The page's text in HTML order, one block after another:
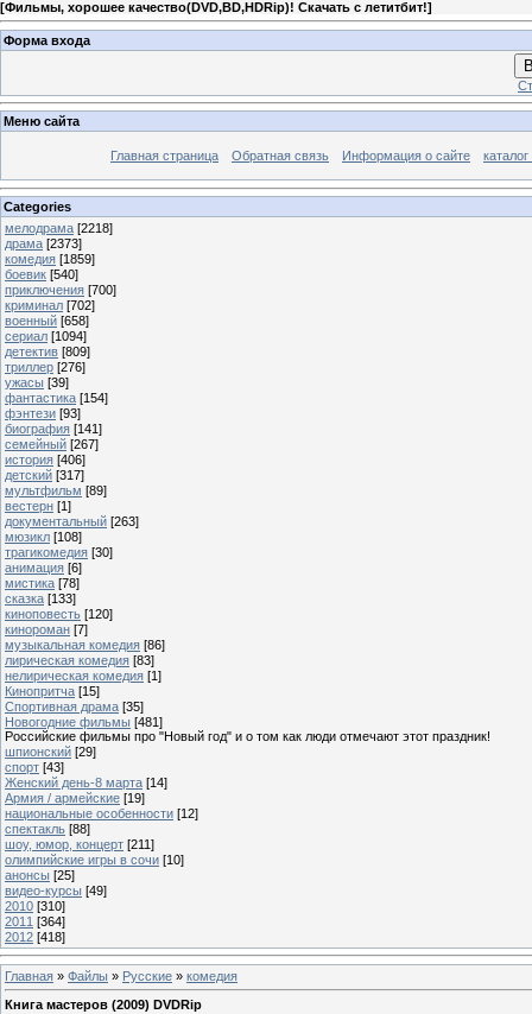
[Фильмы, хорошее качество(DVD,BD,HDRip)! Скачать с летитбит!]
Форма входа
Меню сайта
Главная страница Обратная связь Информация о сайте
Categories
мелодрама [2218]
драма [2373]
комедия [1859]
боевик [540]
приключения [700]
криминал [702]
военный [658]
сериал [1094]
детектив [809]
триллер [276]
ужасы [39]
фантастика [154]
фэнтези [93]
биография [141]
семейный [267]
история [406]
детский [317]
мультфильм [89]
вестерн [1]
документальный [263]
мюзикл [108]
трагикомедия [30]
анимация [6]
мистика [78]
сказка [133]
киноповесть [120]
кинороман [7]
музыкальная комедия [86]
лирическая комедия [83]
нелирическая комедия [1]
Кинопритча [15]
Спортивная драма [35]
Новогодние фильмы [481]
Российские фильмы про "Новый год" и о том как люди отмечают этот праздник!
шпионский [29]
спорт [43]
Женский день-8 марта [14]
Армия / армейские [19]
национальные особенности [12]
спектакль [88]
шоу, юмор, концерт [211]
олимпийские игры в сочи [10]
анонсы [25]
видео-курсы [49]
2010 [310]
2011 [364]
2012 [418]
Главная » Файлы » Русские » комедия
Книга мастеров (2009) DVDRip